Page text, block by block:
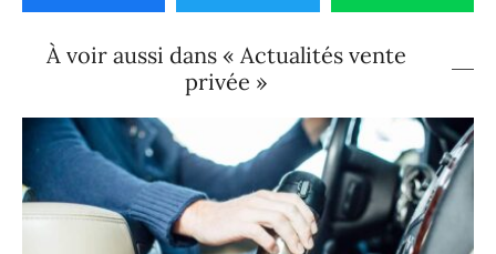
À voir aussi dans « Actualités vente
privée »